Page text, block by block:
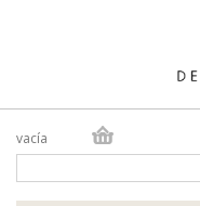
vacía